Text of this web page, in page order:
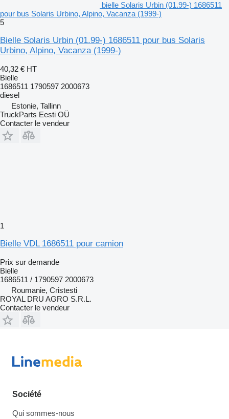
bielle Solaris Urbin (01.99-) 1686511
pour bus Solaris Urbino, Alpino, Vacanza (1999-)
5
Bielle Solaris Urbin (01.99-) 1686511 pour bus Solaris
Urbino, Alpino, Vacanza (1999-)
40,32 € HT
Bielle
1686511 1790597 2000673
diesel
Estonie, Tallinn
TruckParts Eesti OÜ
Contacter le vendeur
1
Bielle VDL 1686511 pour camion
Prix sur demande
Bielle
1686511 / 1790597 2000673
Roumanie, Cristesti
ROYAL DRU AGRO S.R.L.
Contacter le vendeur
Société
Qui sommes-nous